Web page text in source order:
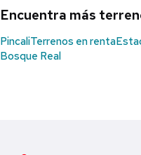
Encuentra más
PincaliTerrenos en renta
Bosque Real